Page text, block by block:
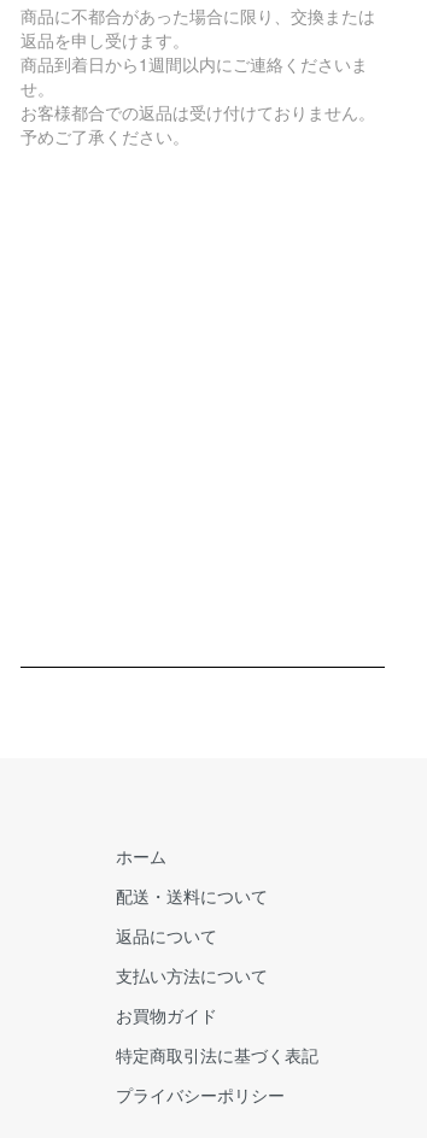
商品に不都合があった場合に限り、交換または
返品を申し受けます。
商品到着日から1週間以内にご連絡くださいま
せ。
お客様都合での返品は受け付けておりません。
予めご了承ください。
ホーム
配送・送料について
返品について
支払い方法について
お買物ガイド
特定商取引法に基づく表記
プライバシーポリシー